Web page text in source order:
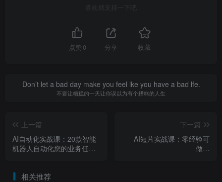
喜欢就支持一下吧
点赞 0 分享 收藏
Don’t let a bad day make you feel lke you have a bad lfe.
不要让糟糕的一天让你误以为有个糟糕的人生
上一篇
AI自动化实战课：20款智能
机器人自动化您的业务任
下一篇
AI短片实战课：零经验可
做，
相关推荐